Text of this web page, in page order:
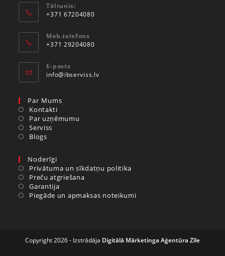
Tālrunis:
+371 67204080
Mob.telefons
+371 29204080
E-pasts
info@ibserviss.lv
Par Mums
Kontakti
Par uzņēmumu
Serviss
Blogs
Noderīgi
Privātuma un sīkdatņu politika
Preču atgriešana
Garantija
Piegāde un apmaksas noteikumi
Copyright 2026 - Izstrādāja Digitālā Mārketinga Aģentūra Zīle